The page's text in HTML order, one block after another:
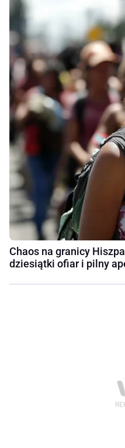
Chaos na granicy
dziesiątki ofiar i pilny